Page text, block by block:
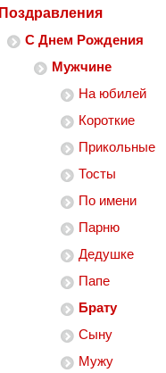
Поздравления
С Днем Рождения
Мужчине
На юбилей
Короткие
Прикольные
Тосты
По имени
Парню
Дедушке
Папе
Брату
Сыну
Мужу